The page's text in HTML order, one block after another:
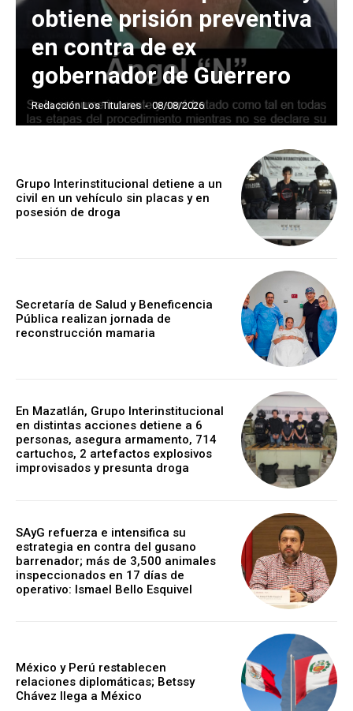
obtiene prisión preventiva
en contra de ex
gobernador de Guerrero
Redacción Los Titulares - 08/08/2026
Grupo Interinstitucional detiene a un
civil en un vehículo sin placas y en
posesión de droga
Secretaría de Salud y Beneficencia
Pública realizan jornada de
reconstrucción mamaria
En Mazatlán, Grupo Interinstitucional
en distintas acciones detiene a 6
personas, asegura armamento, 714
cartuchos, 2 artefactos explosivos
improvisados y presunta droga
SAyG refuerza e intensifica su
estrategia en contra del gusano
barrenador; más de 3,500 animales
inspeccionados en 17 días de
operativo: Ismael Bello Esquivel
México y Perú restablecen
relaciones diplomáticas; Betssy
Chávez llega a México